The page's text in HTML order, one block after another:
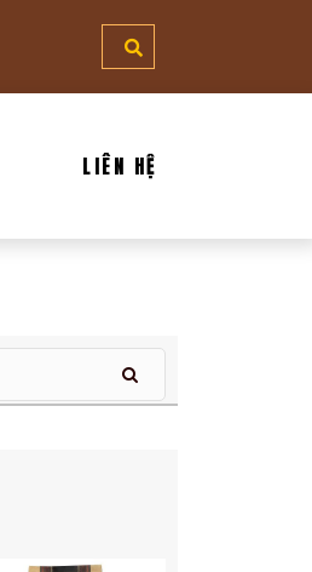
CHÀO MỪNG QUÝ KHÁCH
LIÊN HỆ